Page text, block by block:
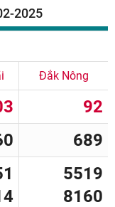
2025
Đắk Nông
92
689
5519
8160